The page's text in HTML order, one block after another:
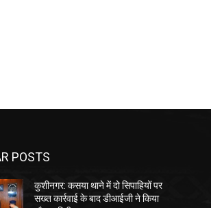
POSTS
कुशीनगर: कसया थाने में दो सिपाहियों पर
सख्त कार्रवाई के बाद डीआईजी ने किया